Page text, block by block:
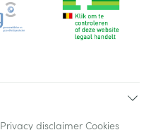
Privacy disclaimer Cookies